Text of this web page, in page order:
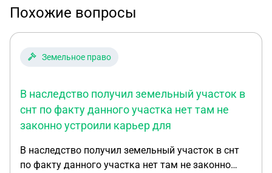
Похожие вопросы
Земельное право
В наследство получил земельный участок в
снт по факту данного участка нет там не
законно устроили карьер для
В наследство получил земельный участок в снт
по факту данного участка нет там не законно